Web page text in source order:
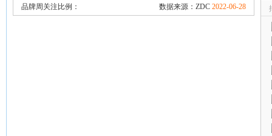
品牌周关注比例：
数据来源：ZDC 2022-06-28